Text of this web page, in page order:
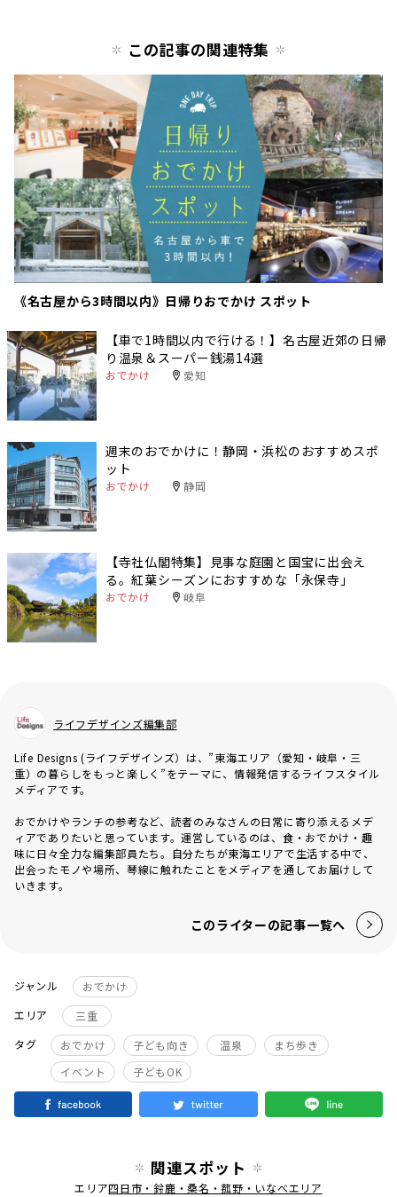
この記事の関連特集
《名古屋から3時間以内》日帰りおでかけ スポット
【車で1時間以内で行ける！】名古屋近郊の日帰
り温泉＆スーパー銭湯14選
おでかけ 愛知
週末のおでかけに！静岡・浜松のおすすめスポ
ット
おでかけ 静岡
【寺社仏閣特集】見事な庭園と国宝に出会え
る。紅葉シーズンにおすすめな「永保寺」
おでかけ 岐阜
ライフデザインズ編集部
Life Designs (ライフデザインズ）は、”東海エリア（愛知・岐阜・三
重）の暮らしをもっと楽しく”をテーマに、情報発信するライフスタイル
メディアです。
おでかけやランチの参考など、読者のみなさんの日常に寄り添えるメデ
ィアでありたいと思っています。運営しているのは、食・おでかけ・趣
味に日々全力な編集部員たち。自分たちが東海エリアで生活する中で、
出会ったモノや場所、琴線に触れたことをメディアを通してお届けして
いきます。
このライターの記事一覧へ
ジャンル
おでかけ
エリア
三重
タグ
おでかけ 子ども向き 温泉
まち歩き
イベント
子どもOK
関連スポット
エリア四日市・鈴鹿・桑名・菰野・いなべエリア